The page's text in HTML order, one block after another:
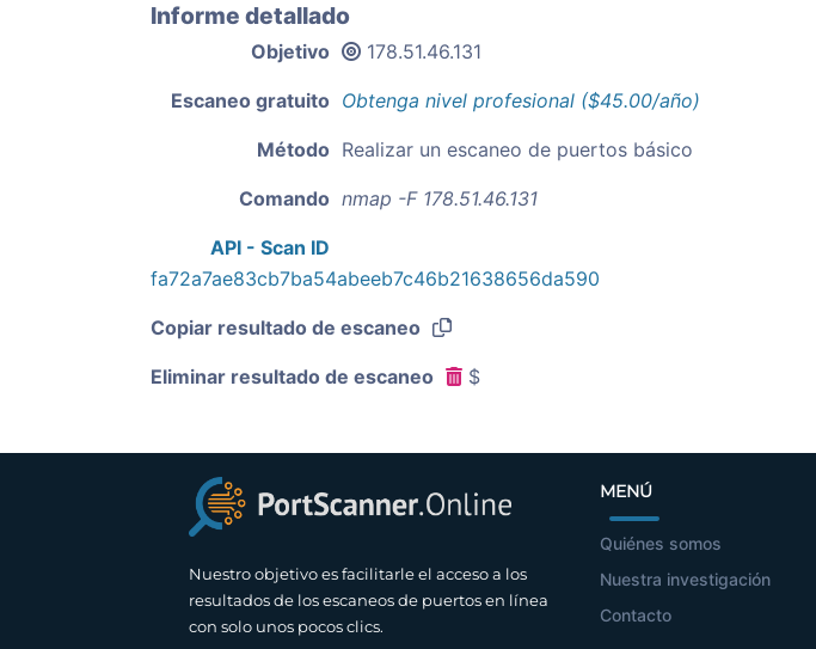
Informe detallado
Objetivo 178.51.46.131
Escaneo gratuito Obtenga nivel profesional ($45.00/año)
Método Realizar un escaneo de puertos básico
Comando nmap -F 178.51.46.131
API - Scan ID
fa72a7ae83cb7ba54abeeb7c46b21638656da590
Copiar resultado de escaneo
Eliminar resultado de escaneo $
Nuestro objetivo es facilitarle el acceso a los
resultados de los escaneos de puertos en línea
con solo unos pocos clics.
MENÚ
Quiénes somos
Nuestra investigación
Contacto